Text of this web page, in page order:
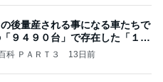
後量産される事になる車たちで
９４９０台」で存在した「１号
科 ＰＡＲＴ３ 13日前